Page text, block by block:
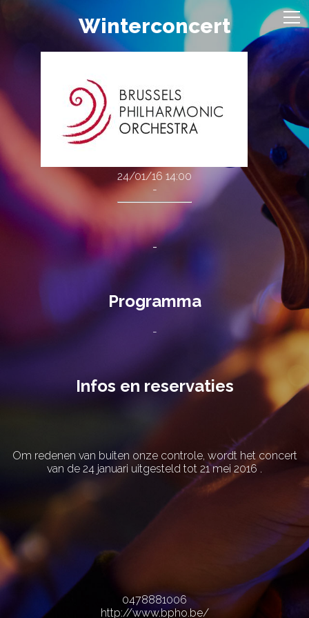
Winterconcert
24/01/16 14:00
-
-
Programma
-
Infos en reservaties
Om redenen van buiten onze controle, wordt het concert
van de 24 januari uitgesteld tot 21 mei 2016 .
0478881006
http://www.bpho.be/